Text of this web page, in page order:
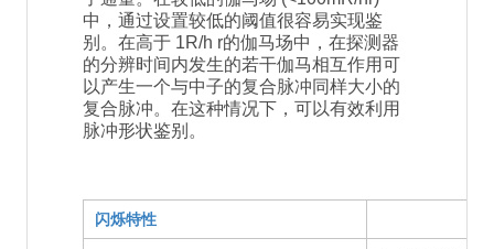
中，通过设置较低的阈值很容易实现鉴
别。在高于 1R/h r的伽马场中，在探测器
的分辨时间内发生的若干伽马相互作用可
以产生一个与中子的复合脉冲同样大小的
复合脉冲。在这种情况下，可以有效利用
脉冲形状鉴别。
闪烁特性